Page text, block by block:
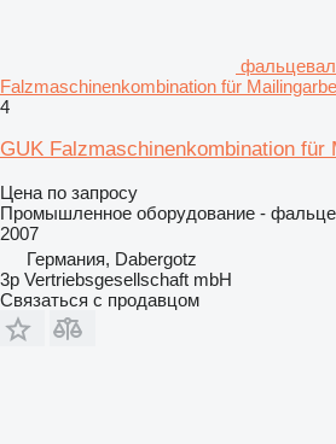
Falzmaschinenkombination für
4
GUK Falzmaschinenkombination für
Цена по запросу
Промышленное оборудование -
2007
Германия, Dabergotz
3p Vertriebsgesellschaft mbH
Связаться с продавцом